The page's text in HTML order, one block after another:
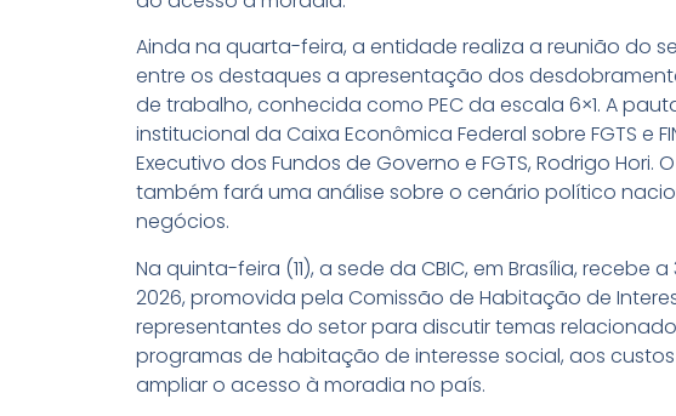
Ainda na quarta-feira, a entidade realiza a reunião do
entre os destaques a apresentação dos
de trabalho, conhecida como PEC da escala 6×1. A
institucional da Caixa Econômica Federal sobre FGTS e
Executivo dos Fundos de Governo e FGTS, Rodrigo
também fará uma análise sobre o cenário político
negócios.
Na quinta-feira (11), a sede da CBIC, em Brasília, recebe a
2026, promovida pela Comissão de Habitação de
representantes do setor para discutir temas
programas de habitação de interesse social, aos
ampliar o acesso à moradia no país.